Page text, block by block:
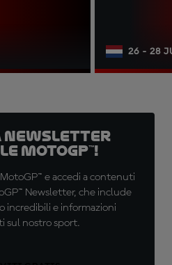
26 - 28
newsletter
MotoGP™!
e accedi a contenuti
Newsletter, che include
incredibili e informazioni
sul nostro sport.